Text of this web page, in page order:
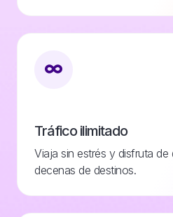
Tráfico ilimitado
Viaja sin estrés y disfruta de
decenas de destinos.